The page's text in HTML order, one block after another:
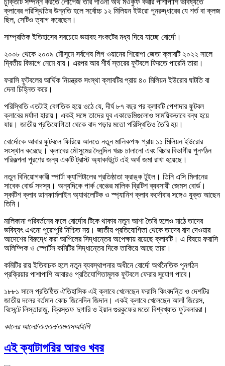
চুক্তিটি সম্পন্ন করতে লোপেজ তার পাওনা অর্থ মওকুফ করার পাশাপাশি ভবিষ্যতে
ক্লাবের পরিস্থিতির উন্নতি হলে সর্বোচ্চ ১২ মিলিয়ন ইউরো পুনরুদ্ধারের যে শর্ত বা ক্লজ
ছিল, সেটিও ত্যাগ করেছেন।
সাম্প্রতিক ইতিহাসের সবচেয়ে ভয়াবহ সংকটের মধ্য দিয়ে যাচ্ছে বোর্দো।
২০০৮ থেকে ২০০৯ মৌসুমে সর্বশেষ লিগ ওয়ানের শিরোপা জেতা ক্লাবটি ২০২২ সালে
দ্বিতীয় বিভাগে নেমে যায়। এরপর আর শীর্ষ স্তরের ফুটবলে ফিরতে পারেনি তারা।
ফরাসি ফুটবলের আর্থিক নিয়ন্ত্রক সংস্থা ক্লাবটির প্রায় ৪০ মিলিয়ন ইউরোর ঘাটতি বা
দেনা চিহ্নিত করে।
পরিস্থিতি এতটাই বেগতিক হয়ে ওঠে যে, দীর্ঘ ৮৭ বছর পর ক্লাবটি পেশাদার ফুটবল
ক্লাবের মর্যাদা হারায়। একই সঙ্গে তাদের যুব একাডেমিগুলোও সাময়িকভাবে বন্ধ হয়ে
যায়। জাতীয় প্রতিযোগিতা থেকে বাদ পড়ার মতো পরিস্থিতিও তৈরি হয়।
বোর্দোকে আবার ফুটবলে ফিরিয়ে আনতে নতুন মালিকপক্ষ প্রায় ১১ মিলিয়ন ইউরোর
সংস্থান করেছে। ক্লাবের মৌসুমের দৈনন্দিন খরচ চালানো এবং বিচার বিভাগীয় পুনর্গঠন
পরিকল্পনা পূরণের জন্য একটি ট্রাস্ট অ্যাকাউন্টে এই অর্থ জমা রাখা হয়েছে।
নতুন বিনিয়োগকারী স্পার্টা ক্যাপিটালের প্রতিষ্ঠাতা ফ্রাঙ্ক টুইল। তিনি এসি মিলানের
সাবেক বোর্ড সদস্য। অন্যদিকে পার্ক বেঞ্চের মালিক ব্রিটিশ ব্যবসায়ী জেমস বোর্ড।
স্কটিশ ক্লাব ডানফার্মলাইন অ্যাথলেটিক ও স্প্যানিশ ক্লাব কর্দোবার সঙ্গেও যুক্ত আছেন
তিনি।
মালিকানা পরিবর্তনের ফলে বোর্দোর টিকে থাকার নতুন আশা তৈরি হলেও মাঠে তাদের
ভবিষ্যৎ এখনো পুরোপুরি নিশ্চিত নয়। জাতীয় প্রতিযোগিতা থেকে তাদের বাদ দেওয়ার
আদেশের বিরুদ্ধে করা আপিলের সিদ্ধান্তের অপেক্ষায় রয়েছে ক্লাবটি। এ বিষয়ে ফরাসি
অলিম্পিক ও স্পোর্টস কমিটির সিদ্ধান্তের দিকে তাকিয়ে আছে তারা।
কমিটির রায় ইতিবাচক হলে নতুন ব্যবস্থাপনার অধীনে বোর্দো অর্থনৈতিক পুনর্গঠন
প্রক্রিয়ার পাশাপাশি আবারও প্রতিযোগিতামূলক ফুটবলে ফেরার সুযোগ পাবে।
১৮৮১ সালে প্রতিষ্ঠিত ঐতিহাসিক এই ক্লাবে খেলেছেন ফরাসি কিংবদন্তি ও দেশটির
জাতীয় দলের বর্তমান কোচ জিনেদিন জিদান। একই ক্লাবে খেলেছেন আলাঁ জিরেস,
বিসেন্টে লিস্তারাজু, ক্রিস্তফ দুগারি ও ইয়ান গুরকুফের মতো বিশ্বখ্যাত ফুটবলাররা।
কালের আলো/এএএন/এমএসআইপি
এই ক্যাটাগরির আরও খবর